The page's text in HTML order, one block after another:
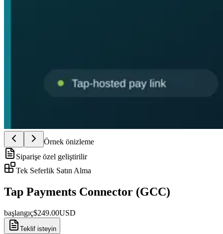
Örnek önizleme
Siparişe özel geliştirilir
Tek Seferlik Satın Alma
Tap Payments Connector (GCC)
başlangıç$249.00USD
Teklif isteyin